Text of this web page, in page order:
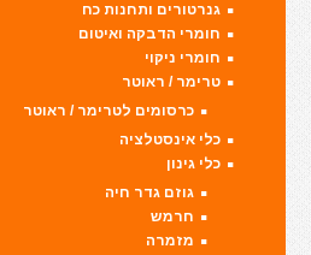
גנרטורים ותחנות כח
חומרי הדבקה ואיטום
חומרי ניקוי
טרימר / ראוטר
כרסומים לטרימר / ראוטר
כלי אינסטלציה
כלי גינון
גוזם גדר חיה
חרמש
מזמרה